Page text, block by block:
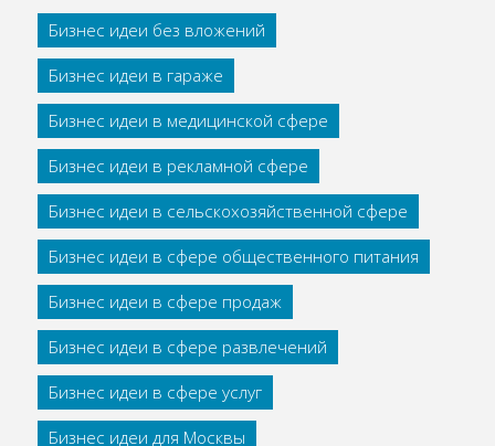
Бизнес идеи без вложений
Бизнес идеи в гараже
Бизнес идеи в медицинской сфере
Бизнес идеи в рекламной сфере
Бизнес идеи в сельскохозяйственной сфере
Бизнес идеи в сфере общественного питания
Бизнес идеи в сфере продаж
Бизнес идеи в сфере развлечений
Бизнес идеи в сфере услуг
Бизнес идеи для Москвы